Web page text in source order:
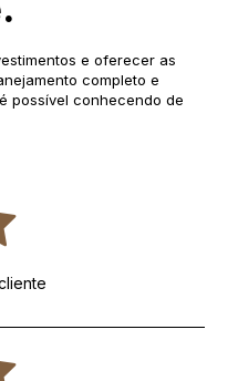
e oferecer as
completo e
possível conhecendo de